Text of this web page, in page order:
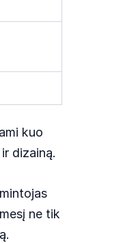
kuo
dizainą.
ne tik